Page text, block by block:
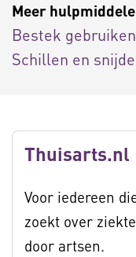
Meer
Bestek gebruiken
Schillen en
Thuisarts.nl
Voor iedereen
zoekt over
door artsen.